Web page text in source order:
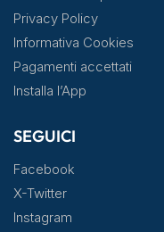
Privacy Policy
Informativa Cookies
Pagamenti accettati
Installa l’App
SEGUICI
Facebook
X-Twitter
Instagram